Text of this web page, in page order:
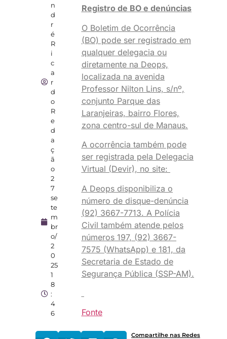
n
d
r
é
R
i
c
a
r
d
o
R
e
d
a
ç
ã
o
2
7
se
te
m
br
o/
2
0
25
1
8
:
4
6
Registro de BO e denúncias
O Boletim de Ocorrência
(BO) pode ser registrado em
qualquer delegacia ou
diretamente na Deops,
localizada na avenida
Professor Nilton Lins, s/nº,
conjunto Parque das
Laranjeiras, bairro Flores,
zona centro-sul de Manaus.
A ocorrência também pode
ser registrada pela Delegacia
Virtual (Devir), no site:
A Deops disponibiliza o
número de disque-denúncia
(92) 3667-7713. A Polícia
Civil também atende pelos
números 197, (92) 3667-
7575 (WhatsApp) e 181, da
Secretaria de Estado de
Segurança Pública (SSP-AM).
Fonte
Compartilhe nas Redes